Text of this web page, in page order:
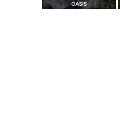
OASIS